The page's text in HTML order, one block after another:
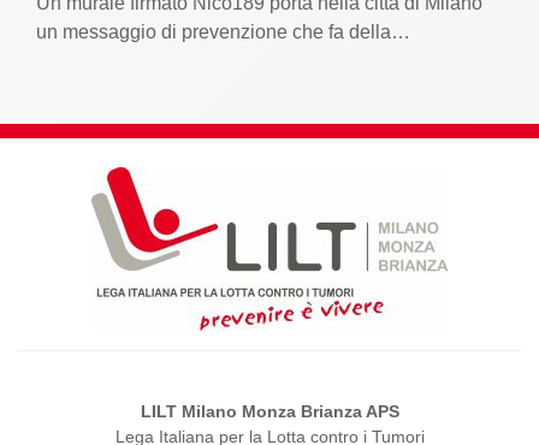
un messaggio di prevenzione che fa della…
LILT Milano Monza Brianza APS
Lega Italiana per la Lotta contro i Tumori